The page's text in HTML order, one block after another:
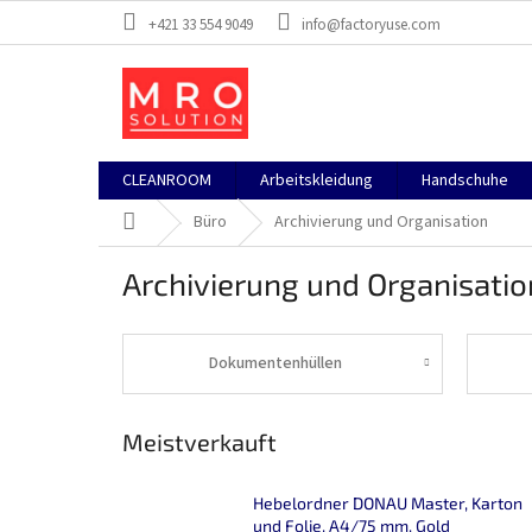
+421 33 554 9049 info@factoryuse.com
CLEANROOM Arbeitskleidung Handschuhe
Startseite
Büro Archivierung und Organisation
Archivierung und
Dokumentenhüllen
Meistverkauft
Hebelordner DONAU Master, Karton
und Folie, A4/75 mm, Gold